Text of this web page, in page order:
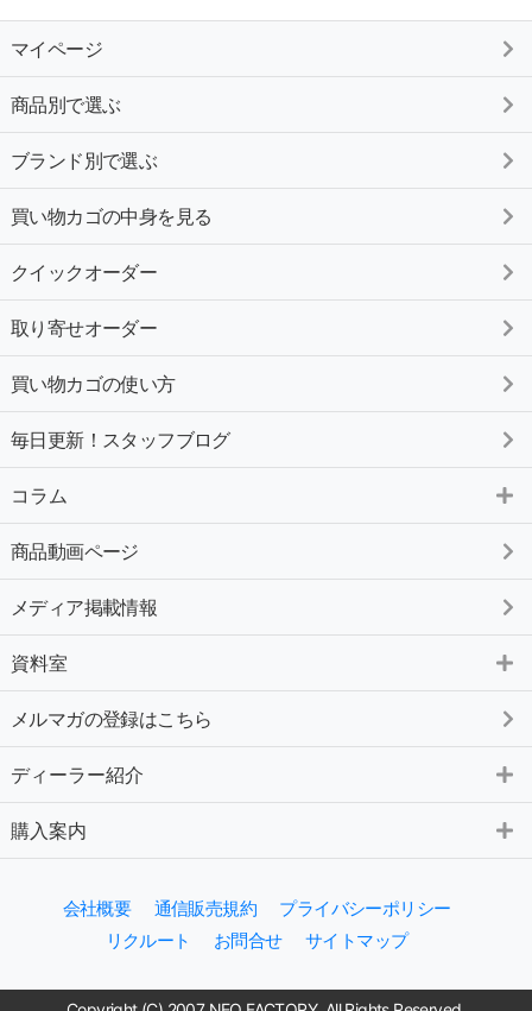
マイページ
商品別で選ぶ
ブランド別で選ぶ
買い物カゴの中身を見る
クイックオーダー
取り寄せオーダー
買い物カゴの使い方
毎日更新！スタッフブログ
コラム
商品動画ページ
メディア掲載情報
資料室
メルマガの登録はこちら
ディーラー紹介
購入案内
会社概要 通信販売規約
プライバシーポリシー
リクルート
お問合せ サイトマップ